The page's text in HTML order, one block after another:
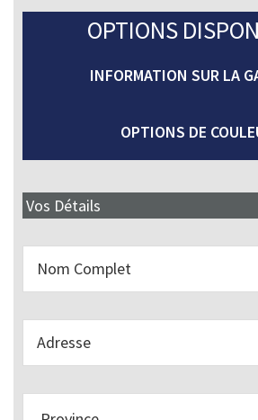
quantity
OPTIONS
INFORMATION SUR LA
OPTIONS DE
Vos Détails